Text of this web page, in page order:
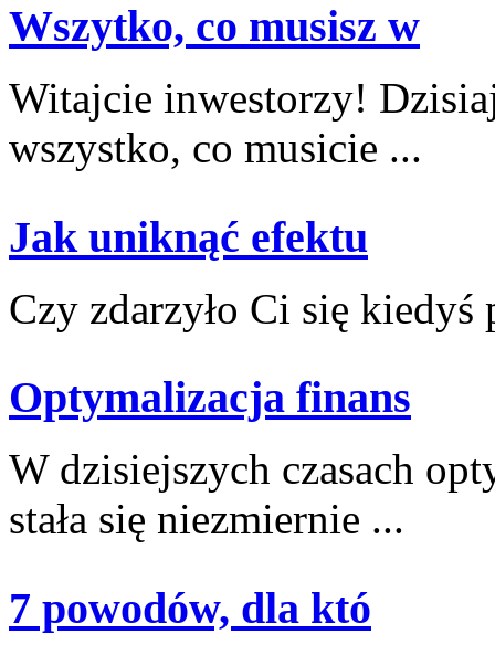
Wszytko, co musisz w
Witajcie inwestorzy!
⁤wszystko, co‌ musicie ...
Jak uniknąć efektu
Czy ⁢zdarzyło ⁢Ci się
Optymalizacja finans
W ​dzisiejszych czasach
stała się niezmiernie ...
7 powodów, dla któ